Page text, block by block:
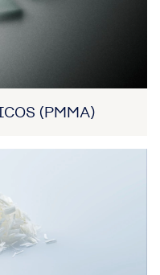
(PMMA)